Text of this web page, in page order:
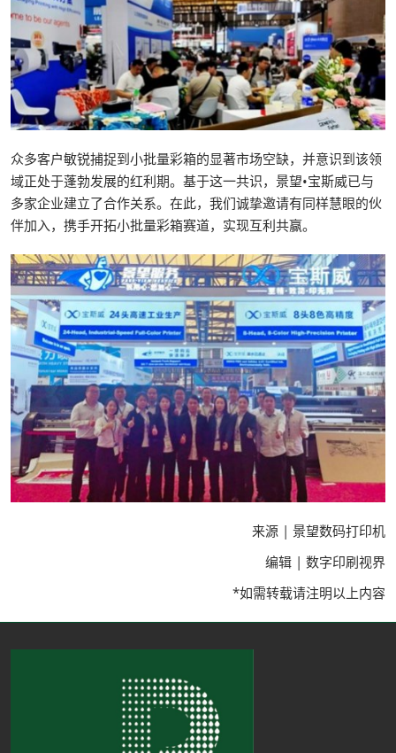
众多客户敏锐捕捉到小批量彩箱的显著市场空缺，并意识到该领
域正处于蓬勃发展的红利期。基于这一共识，景望•宝斯威已与
多家企业建立了合作关系。在此，我们诚挚邀请有同样慧眼的伙
伴加入，携手开拓小批量彩箱赛道，实现互利共赢。
来源 | 景望数码打印机
编辑 | 数字印刷视界
*如需转载请注明以上内容